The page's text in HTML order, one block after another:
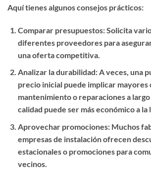
Aquí tienes algunos consejos prácticos:
Comparar presupuestos: Solicita
diferentes proveedores para
una oferta competitiva.
Analizar la durabilidad: A veces, una
precio inicial puede implicar mayores
mantenimiento o reparaciones a
calidad puede ser más económico a la
Aprovechar promociones: Muchos
empresas de instalación ofrecen
estacionales o promociones para
vecinos.